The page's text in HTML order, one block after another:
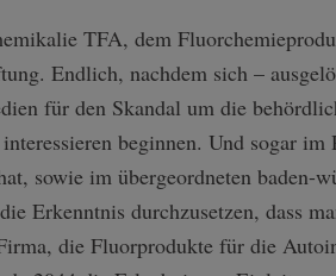
TFA, dem
Endlich, nachdem sich –
für den Skandal um die
beginnen. Und sogar
sowie im übergeordneten baden-
Erkenntnis durchzusetzen, dass
die Fluorprodukte für die